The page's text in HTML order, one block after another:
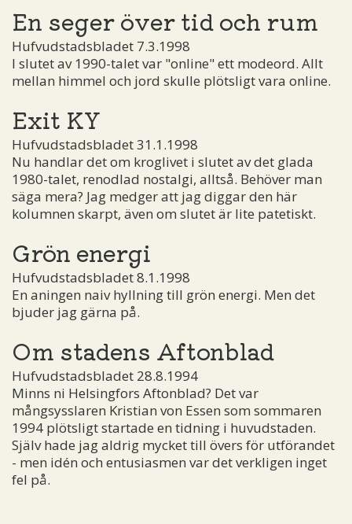
En seger över tid och rum
Hufvudstadsbladet 7.3.1998
I slutet av 1990-talet var "online" ett modeord. Allt
mellan himmel och jord skulle plötsligt vara online.
Exit KY
Hufvudstadsbladet 31.1.1998
Nu handlar det om kroglivet i slutet av det glada
1980-talet, renodlad nostalgi, alltså. Behöver man
säga mera? Jag medger att jag diggar den här
kolumnen skarpt, även om slutet är lite patetiskt.
Grön energi
Hufvudstadsbladet 8.1.1998
En aningen naiv hyllning till grön energi. Men det
bjuder jag gärna på.
Om stadens Aftonblad
Hufvudstadsbladet 28.8.1994
Minns ni Helsingfors Aftonblad? Det var
mångsysslaren Kristian von Essen som sommaren
1994 plötsligt startade en tidning i huvudstaden.
Själv hade jag aldrig mycket till övers för utförandet
- men idén och entusiasmen var det verkligen inget
fel på.